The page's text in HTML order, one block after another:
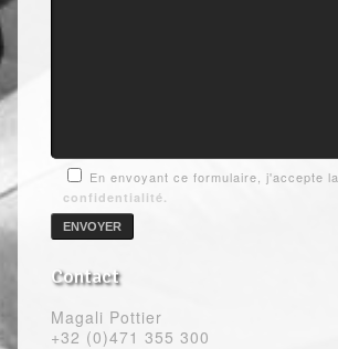
En envoyant ce formulaire, j'accepte la
confidentialité.
Contact
Magali Pottier
+32 (0)471 355 300